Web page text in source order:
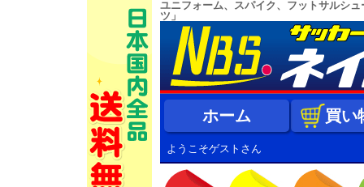
ユニフォーム、スパイク、フットサルシ
ツ」
ホーム 買い
ようこそゲストさん